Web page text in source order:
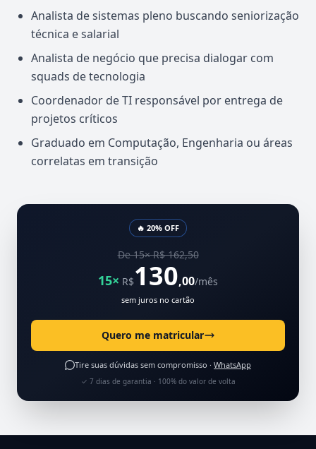
Analista de sistemas pleno buscando seniorização
técnica e salarial
Analista de negócio que precisa dialogar com
squads de tecnologia
Coordenador de TI responsável por entrega de
projetos críticos
Graduado em Computação, Engenharia ou áreas
correlatas em transição
🔥 20% OFF
De 15× R$ 162,50
15× R$130,00/mês
sem juros no cartão
Quero me matricular
Tire suas dúvidas sem compromisso · WhatsApp
✓ 7 dias de garantia · 100% do valor de volta